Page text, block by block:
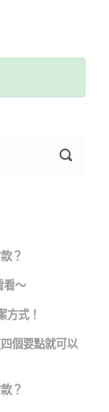
？
看～
方式！
個要點就可以
？